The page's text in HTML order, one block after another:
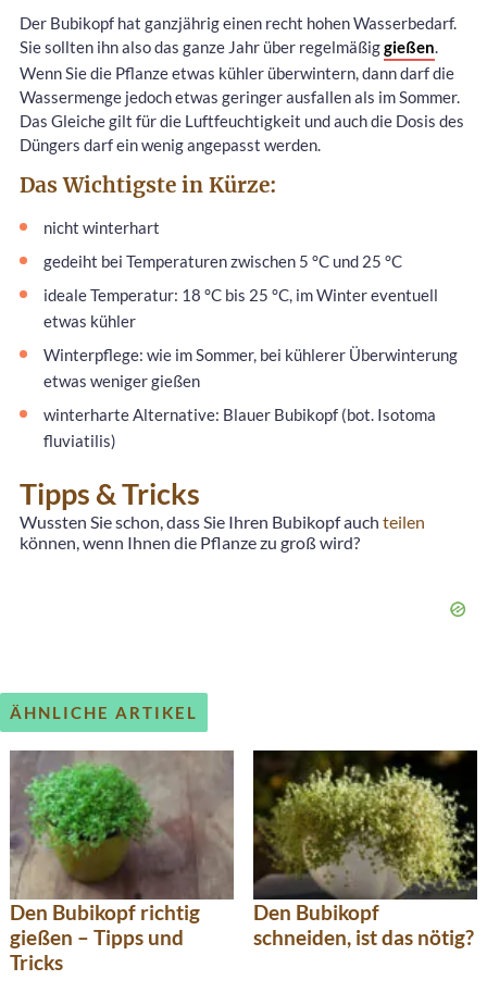
Der Bubikopf hat ganzjährig einen recht hohen Wasserbedarf.
Sie sollten ihn also das ganze Jahr über regelmäßiggießen
Wenn Sie die Pflanze etwas kühler überwintern, dann darf die
Wassermenge jedoch etwas geringer ausfallen als im Sommer.
Das Gleiche gilt für die Luftfeuchtigkeit und auch die Dosis des
Düngers darf ein wenig angepasst werden.
Das Wichtigste in Kürze:
nicht winterhart
gedeiht bei Temperaturen zwischen 5 °C und 25 °C
ideale Temperatur: 18 °C bis 25 °C, im Winter eventuell
etwas kühler
Winterpflege: wie im Sommer, bei kühlerer Überwinterung
etwas weniger gießen
winterharte Alternative: Blauer Bubikopf (bot. Isotoma
fluviatilis)
Tipps & Tricks
Wussten Sie schon, dass Sie Ihren Bubikopf auch teilen
können, wenn Ihnen die Pflanze zu groß wird?
ÄHNLICHE ARTIKEL
Den Bubikopf richtig
gießen – Tipps und
Tricks
Den Bubikopf
schneiden, ist das nötig?